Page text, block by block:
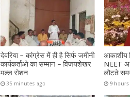
देवरिया – कांग्रेस में ही है सिर्फ जमीनी
कार्यकर्ताओ का सम्मान – विजयशेखर
मल्ल रोशन
35 minutes ago
आकाशीय
NEET
लौटते
9 hours